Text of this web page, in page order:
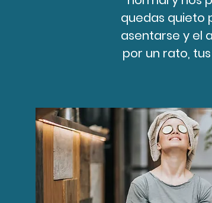
quedas quieto
asentarse y el
por un rato,